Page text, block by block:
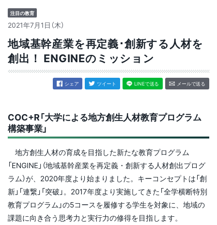
注目の教育
2021年7月1日（木）
地域基幹産業を再定義･創新する人材を
創出！ ENGINEのミッション
シェア ツイート LINEで送る メールで送る
COC+R「大学による地方創生人材教育プログラム
構築事業」
地方創生人材の育成を目指した新たな教育プログラム
「ENGINE」（地域基幹産業を再定義・創新する人材創出プログ
ラム）が、2020年度より始まりました。キーコンセプトは「創
新」「連繋」「突破」。2017年度より実施してきた「全学横断特別
教育プログラム」の5コースを履修する学生を対象に、地域の
課題に向き合う思考力と実行力の修得を目指します。